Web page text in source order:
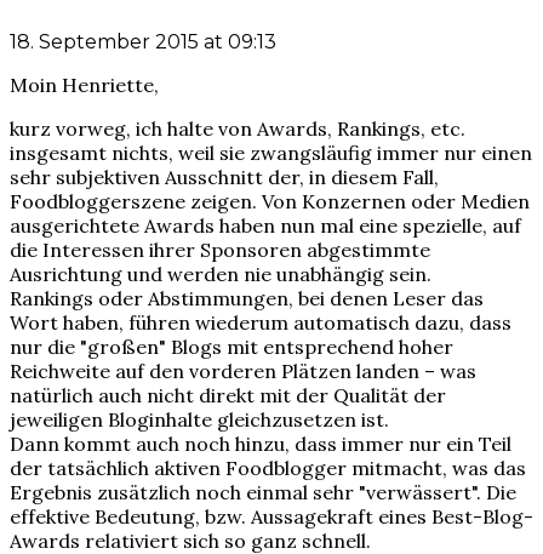
18. September 2015 at 09:13
Moin Henriette,
kurz vorweg, ich halte von Awards, Rankings, etc.
insgesamt nichts, weil sie zwangsläufig immer nur einen
sehr subjektiven Ausschnitt der, in diesem Fall,
Foodbloggerszene zeigen. Von Konzernen oder Medien
ausgerichtete Awards haben nun mal eine spezielle, auf
die Interessen ihrer Sponsoren abgestimmte
Ausrichtung und werden nie unabhängig sein.
Rankings oder Abstimmungen, bei denen Leser das
Wort haben, führen wiederum automatisch dazu, dass
nur die "großen" Blogs mit entsprechend hoher
Reichweite auf den vorderen Plätzen landen – was
natürlich auch nicht direkt mit der Qualität der
jeweiligen Bloginhalte gleichzusetzen ist.
Dann kommt auch noch hinzu, dass immer nur ein Teil
der tatsächlich aktiven Foodblogger mitmacht, was das
Ergebnis zusätzlich noch einmal sehr "verwässert". Die
effektive Bedeutung, bzw. Aussagekraft eines Best-Blog-
Awards relativiert sich so ganz schnell.